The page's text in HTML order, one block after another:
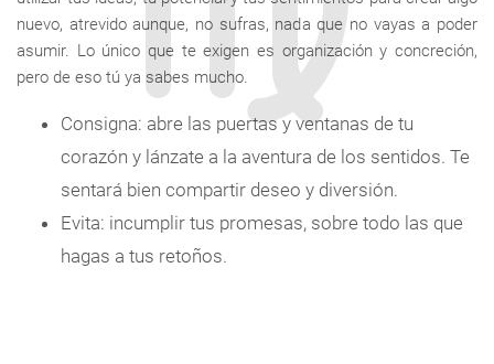
nuevo, atrevido aunque, no sufras, nada que no vayas a poder
asumir. Lo único que te exigen es organización y concreción,
pero de eso tú ya sabes mucho.
Consigna: abre las puertas y ventanas de tu
corazón y lánzate a la aventura de los sentidos. Te
sentará bien compartir deseo y diversión.
Evita: incumplir tus promesas, sobre todo las que
hagas a tus retoños.